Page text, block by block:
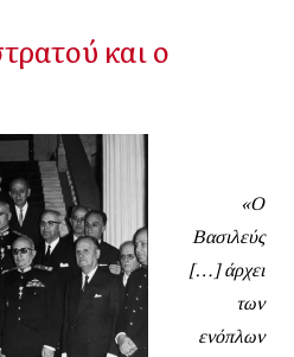
και ο
«Ο
Βασιλεύς
[…] άρχει
των
ενόπλων